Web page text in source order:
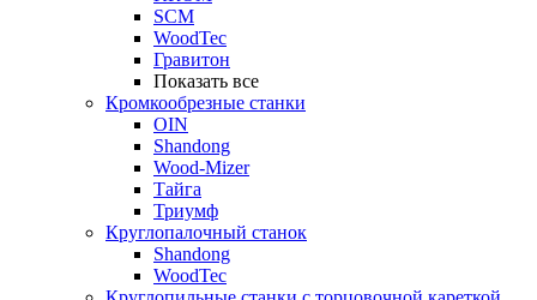
SCM
WoodTec
Гравитон
Показать все
Кромкообрезные станки
OIN
Shandong
Wood-Mizer
Тайга
Триумф
Круглопалочный станок
Shandong
WoodTec